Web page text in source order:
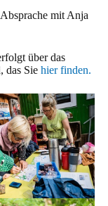
mit Anja
über das
das Sie hier finden.